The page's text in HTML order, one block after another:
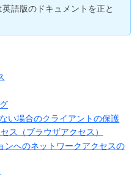
語版のドキュメントを正と
い場合のクライアントの保護
ス（ブラウザアクセス）
ンへのネットワークアクセスの